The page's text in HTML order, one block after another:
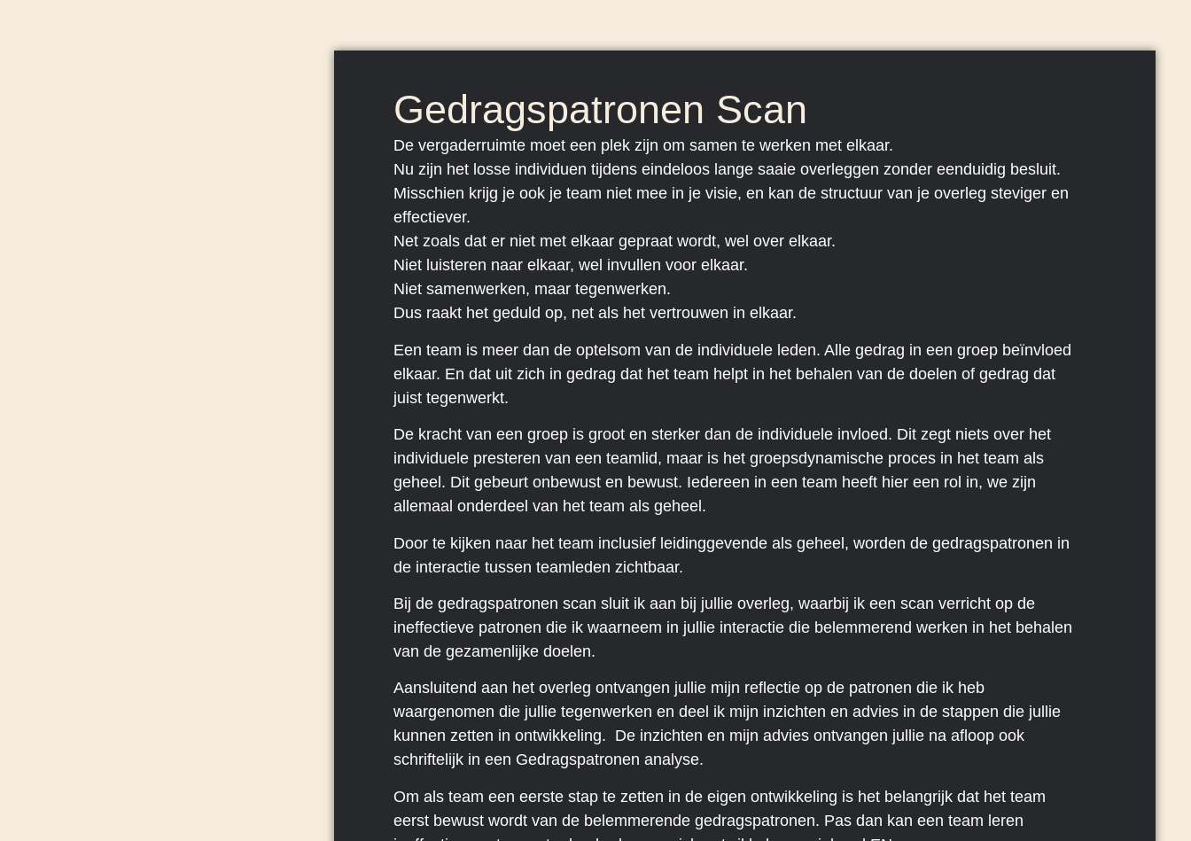
Gedragspatronen Scan
De vergaderruimte moet een plek zijn om samen te werken met elkaar.
Nu zijn het losse individuen tijdens eindeloos lange saaie overleggen zonder eenduidig besluit.
Misschien krijg je ook je team niet mee in je visie, en kan de structuur van je overleg steviger en
effectiever.
Net zoals dat er niet met elkaar gepraat wordt, wel over elkaar.
Niet luisteren naar elkaar, wel invullen voor elkaar.
Niet samenwerken, maar tegenwerken.
Dus raakt het geduld op, net als het vertrouwen in elkaar.
Een team is meer dan de optelsom van de individuele leden. Alle gedrag in een groep beïnvloed
elkaar. En dat uit zich in gedrag dat het team helpt in het behalen van de doelen of gedrag dat
juist tegenwerkt.
De kracht van een groep is groot en sterker dan de individuele invloed. Dit zegt niets over het
individuele presteren van een teamlid, maar is het groepsdynamische proces in het team als
geheel. Dit gebeurt onbewust en bewust. Iedereen in een team heeft hier een rol in, we zijn
allemaal onderdeel van het team als geheel.
Door te kijken naar het team inclusief leidinggevende als geheel, worden de gedragspatronen in
de interactie tussen teamleden zichtbaar.
Bij de gedragspatronen scan sluit ik aan bij jullie overleg, waarbij ik een scan verricht op de
ineffectieve patronen die ik waarneem in jullie interactie die belemmerend werken in het behalen
van de gezamenlijke doelen.
Aansluitend aan het overleg ontvangen jullie mijn reflectie op de patronen die ik heb
waargenomen die jullie tegenwerken en deel ik mijn inzichten en advies in de stappen die jullie
kunnen zetten in ontwikkeling. De inzichten en mijn advies ontvangen jullie na afloop ook
schriftelijk in een Gedragspatronen analyse.
Om als team een eerste stap te zetten in de eigen ontwikkeling is het belangrijk dat het team
eerst bewust wordt van de belemmerende gedragspatronen. Pas dan kan een team leren